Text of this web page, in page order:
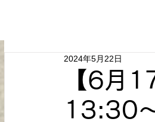
【6月
13:30
2024年5月22日